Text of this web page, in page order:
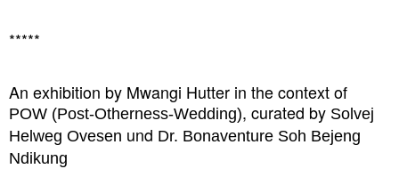
*****
An exhibition by Mwangi Hutter in the context of
POW (Post-Otherness-Wedding), curated by Solvej
Helweg Ovesen und Dr. Bonaventure Soh Bejeng
Ndikung